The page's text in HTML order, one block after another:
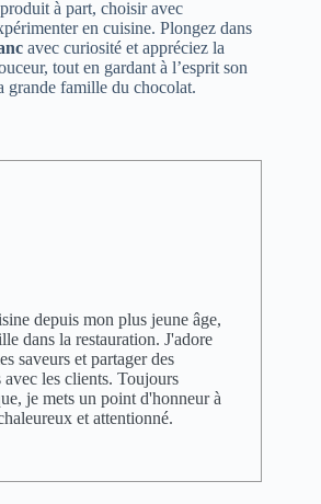
à part, choisir avec
en cuisine. Plongez dans
avec curiosité et appréciez la
tout en gardant à l’esprit son
grande famille du chocolat.
depuis mon plus jeune âge,
dans la restauration. J'adore
saveurs et partager des
les clients. Toujours
je mets un point d'honneur à
et attentionné.